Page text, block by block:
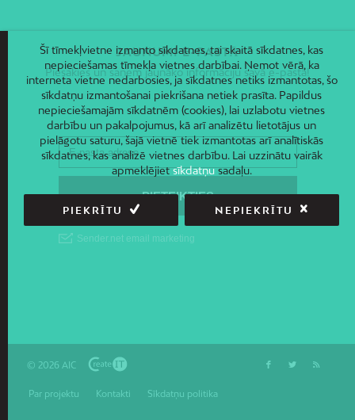
JAUNUMI E-PASTĀ
Piesakies un saņem jaunāko informāciju savā e-pastā!
© 2026 AIC
Par projektu Kontakti Sīkdatņu politika
Šī tīmekļvietne izmanto sīkdatnes, tai skaitā sīkdatnes, kas
nepieciešamas tīmekļa vietnes darbībai. Ņemot vērā, ka
interneta vietne nedarbosies, ja sīkdatnes netiks izmantotas, šo
sīkdatņu izmantošanai piekrišana netiek prasīta. Papildus
nepieciešamajām sīkdatnēm (cookies), lai uzlabotu vietnes
darbību un pakalpojumus, kā arī analizētu lietotājus un
pielāgotu saturu, šajā vietnē tiek izmantotas arī analītiskās
sīkdatnes, kas analizē vietnes darbību. Lai uzzinātu vairāk
apmeklējietsīkdatņusadaļu.
PIEKRĪTU NEPIEKRĪTU